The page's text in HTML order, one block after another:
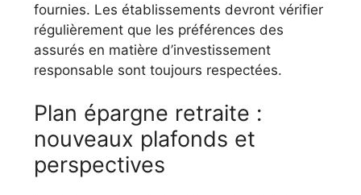
fournies. Les établissements devront vérifier
régulièrement que les préférences des
assurés en matière d’investissement
responsable sont toujours respectées.
Plan épargne retraite :
nouveaux plafonds et
perspectives